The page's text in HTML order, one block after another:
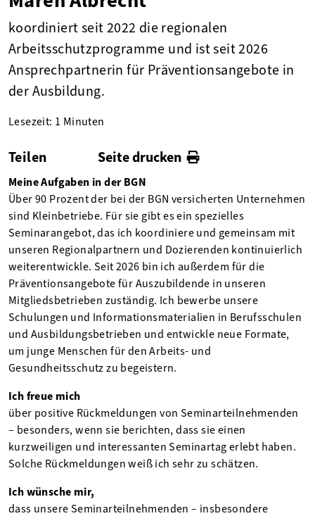
koordiniert seit 2022 die regionalen
Arbeitsschutzprogramme und ist seit 2026
Ansprechpartnerin für Präventionsangebote in
der Ausbildung.
Lesezeit: 1 Minuten
Teilen Seite drucken
Meine Aufgaben in der BGN
Über 90 Prozent der bei der BGN versicherten Unternehmen
sind Kleinbetriebe. Für sie gibt es ein spezielles
Seminarangebot, das ich koordiniere und gemeinsam mit
unseren Regionalpartnern und Dozierenden kontinuierlich
weiterentwickle. Seit 2026 bin ich außerdem für die
Präventionsangebote für Auszubildende in unseren
Mitgliedsbetrieben zuständig. Ich bewerbe unsere
Schulungen und Informationsmaterialien in Berufsschulen
und Ausbildungsbetrieben und entwickle neue Formate,
um junge Menschen für den Arbeits- und
Gesundheitsschutz zu begeistern.
Ich freue mich
über positive Rückmeldungen von Seminarteilnehmenden
– besonders, wenn sie berichten, dass sie einen
kurzweiligen und interessanten Seminartag erlebt haben.
Solche Rückmeldungen weiß ich sehr zu schätzen.
Ich wünsche mir,
dass unsere Seminarteilnehmenden – insbesondere